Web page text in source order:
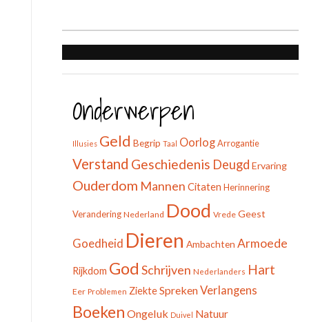
Onderwerpen
Illusies Geld Begrip Taal OorlogArrogantie
Verstand Geschiedenis Deugd Ervaring
Ouderdom Mannen Citaten Herinnering
Verandering Nederland Dood Vrede Geest
Goedheid Dieren Ambachten Armoede
Rijkdom God Schrijven Nederlanders Hart
Eer Problemen ZiekteSprekenVerlangens
Boeken Ongeluk Duivel Natuur